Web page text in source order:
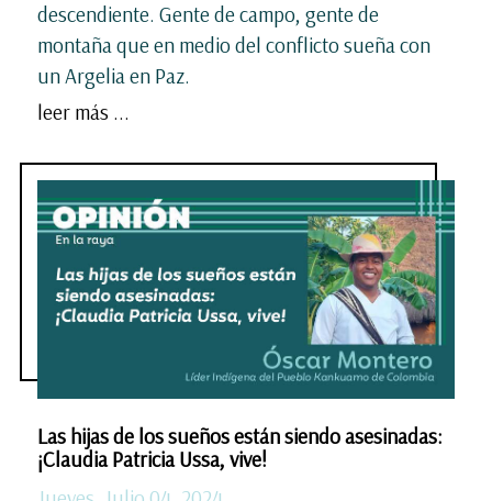
descendiente. Gente de campo, gente de
montaña que en medio del conflicto sueña con
un Argelia en Paz.
leer más ...
Las hijas de los sueños están siendo asesinadas:
¡Claudia Patricia Ussa, vive!